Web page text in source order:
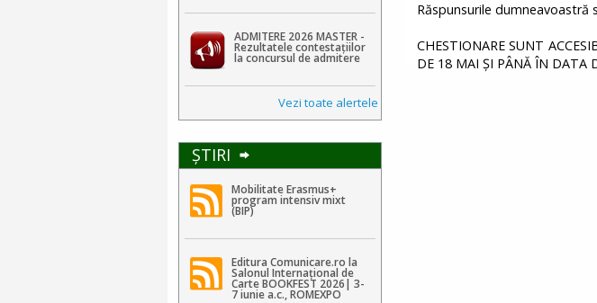
ADMITERE 2026 MASTER -
Rezultatele contestaţiilor
la concursul de admitere
Vezi toate alertele
ŞTIRI
Mobilitate Erasmus+
program intensiv mixt
(BIP)
Editura Comunicare.ro la
Salonul Internațional de
Carte BOOKFEST 2026| 3-
7 iunie a.c., ROMEXPO
Răspunsurile
CHESTIONARE SUNT
DE 18 MAI ȘI PÂNĂ ÎN DATA